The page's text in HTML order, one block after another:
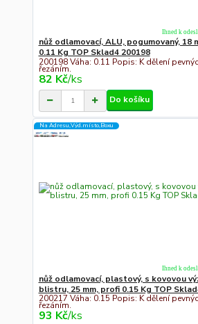
nůž odlamovací, ALU, pogumovaný, 18
0.11 Kg TOP Sklad4 200198
200198 Váha: 0.11 Popis: K dělení
řezáním.
82 Kč/ks
Ihned k
Do košíku
Na Adresu,Výd.místo,Boxu
nůž odlamovací, plastový, s kovovou
blistru, 25 mm, profi 0.15 Kg TOP
200217 Váha: 0.15 Popis: K dělení
řezáním.
93 Kč/ks
Ihned k